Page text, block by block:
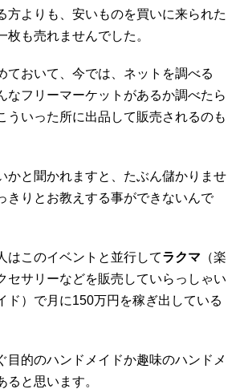
方よりも、安いものを買いに来られた
枚も売れませんでした。
ておいて、今では、ネットを調べる
なフリーマーケットがあるか調べたら
ういった所に出品して販売されるのも
かと聞かれますと、たぶん儲かりませ
きりとお教えする事ができないんで
はこのイベントと並行してラクマ （楽
セサリーなどを販売していらっしゃい
ド）で月に150万円を稼ぎ出している
目的のハンドメイドか趣味のハンドメ
ると思います。